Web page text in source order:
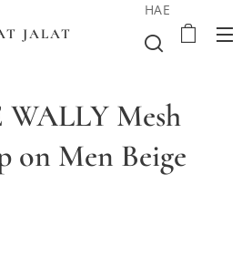
JALAT
HAE
Mesh
on Men Beige